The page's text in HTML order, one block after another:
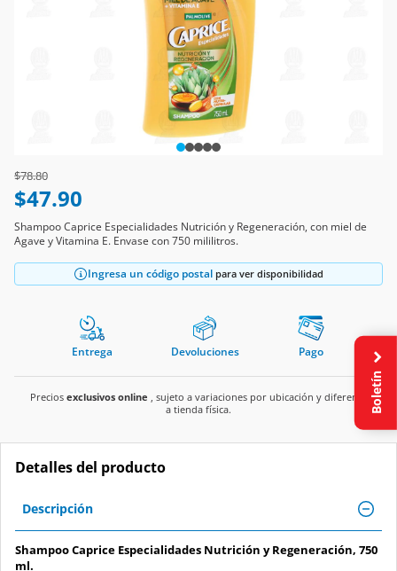
Price reduced from
$78.80to
$47.90
Shampoo Caprice Especialidades Nutrición y Regeneración, con miel de
Agave y Vitamina E. Envase con 750 mililitros.
Ingresa un código postal para ver disponibilidad
Entrega Devoluciones Pago
Precios exclusivos online , sujeto a variaciones por ubicación y diferente
a tienda física.
Detalles del producto
Descripción
Shampoo Caprice Especialidades Nutrición y Regeneración, 750
ml.
Boletín